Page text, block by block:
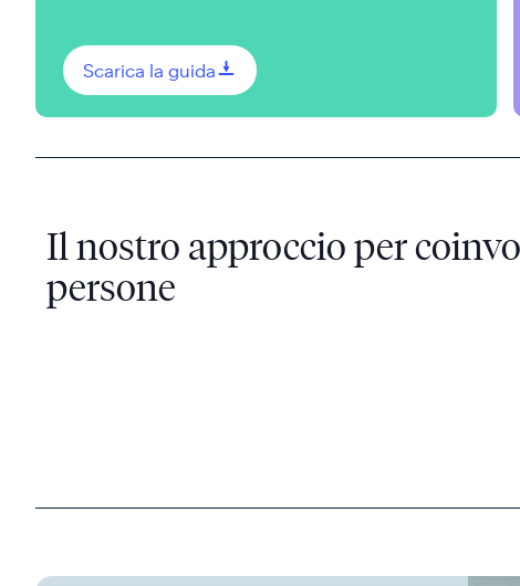
Scarica la guida0
Il nostro approccio per
persone